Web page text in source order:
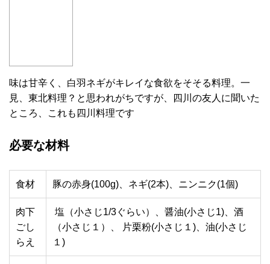
味は甘辛く、白羽ネギがキレイな食欲をそそる料理。一
見、東北料理？と思われがちですが、四川の友人に聞いた
ところ、これも四川料理です
必要な材料
食材 豚の赤身(100g)、ネギ(2本)、ニンニク(1個)
肉下
ごし
らえ
塩（小さじ1/3ぐらい）、醤油(小さじ1)、酒
（小さじ１）、 片栗粉(小さじ１)、油(小さじ
１)